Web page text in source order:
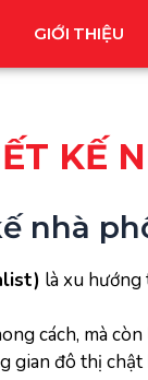
GIỚI THIỆU
KẾ
nhà
là xu
cách, mà còn
gian đô thị chật